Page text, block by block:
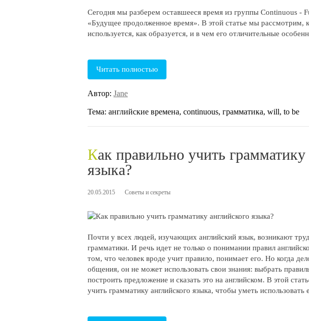
Сегодня мы разберем оставшееся время из группы Continuous -
«Будущее продолженное время». В этой статье мы рассмотрим,
используется, как образуется, и в чем его отличительные
Читать полностью
Автор: Jane
Тема: английские времена, continuous, грамматика, will, to be
Как правильно учить грамматику английского
языка?
20.05.2015 Советы и секреты
Почти у всех людей, изучающих английский язык, возникают
грамматики. И речь идет не только о понимании правил
том, что человек вроде учит правило, понимает его. Но когда
общения, он не может использовать свои знания: выбрать
построить предложение и сказать это на английском. В этой
учить грамматику английского языка, чтобы уметь использовать